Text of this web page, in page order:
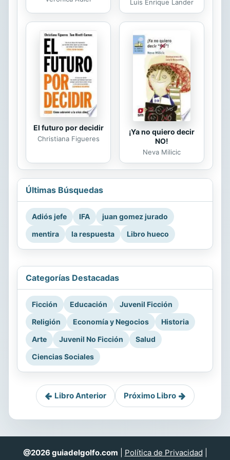
Luis Enrique Lander
El futuro por decidir
Christiana Figueres
¡Ya no quiero decir
NO!
Neva Milicic
Últimas Búsquedas
Adiós jefe IFA
juan gomez jurado
mentira
la respuesta Libro hueco
Categorías Destacadas
Ficción Educación
Juvenil Ficción
Religión
Economía y Negocios
Historia
Arte
Juvenil No Ficción
Salud
Ciencias Sociales
Libro Anterior Próximo Libro
@2026 guiadelgolfo.com Política de Privacidad